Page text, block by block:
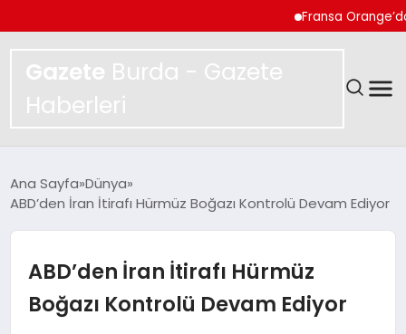
Fransa Orange’da
Gazete Burda - Gazete
Haberleri
MAGAZIN
YAŞAM
Ana Sayfa Dünya
ABD’den İran İtirafı Hürmüz Boğazı Kontrolü Devam Ediyor
ABD’den İran İtirafı Hürmüz
Boğazı Kontrolü Devam Ediyor